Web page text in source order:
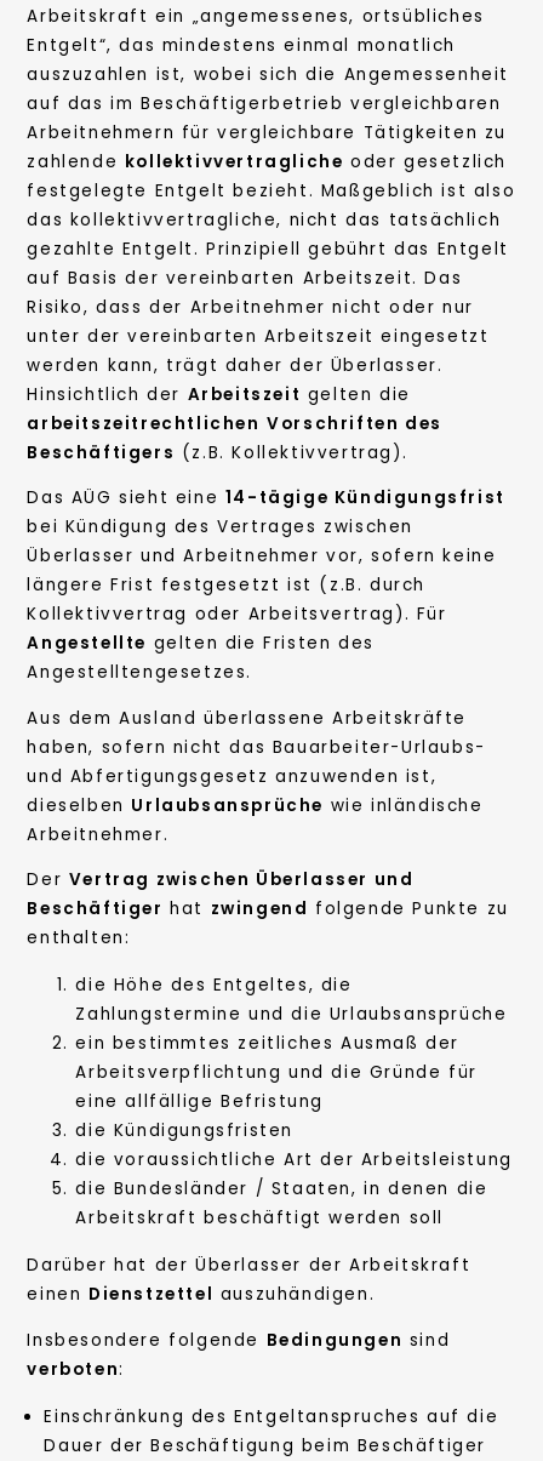
Arbeitskraft ein „angemessenes, ortsübliches
Entgelt“, das mindestens einmal monatlich
auszuzahlen ist, wobei sich die Angemessenheit
auf das im Beschäftigerbetrieb vergleichbaren
Arbeitnehmern für vergleichbare Tätigkeiten zu
zahlende kollektivvertragliche oder gesetzlich
festgelegte Entgelt bezieht. Maßgeblich ist also
das kollektivvertragliche, nicht das tatsächlich
gezahlte Entgelt. Prinzipiell gebührt das Entgelt
auf Basis der vereinbarten Arbeitszeit. Das
Risiko, dass der Arbeitnehmer nicht oder nur
unter der vereinbarten Arbeitszeit eingesetzt
werden kann, trägt daher der Überlasser.
Hinsichtlich der Arbeitszeit gelten die
arbeitszeitrechtlichen Vorschriften des
Beschäftigers (z.B. Kollektivvertrag).
Das AÜG sieht eine 14-tägige Kündigungsfrist
bei Kündigung des Vertrages zwischen
Überlasser und Arbeitnehmer vor, sofern keine
längere Frist festgesetzt ist (z.B. durch
Kollektivvertrag oder Arbeitsvertrag). Für
Angestellte gelten die Fristen des
Angestelltengesetzes.
Aus dem Ausland überlassene Arbeitskräfte
haben, sofern nicht das Bauarbeiter-Urlaubs-
und Abfertigungsgesetz anzuwenden ist,
dieselben Urlaubsansprüche wie inländische
Arbeitnehmer.
Der Vertrag zwischen Überlasser und
Beschäftiger hat zwingend folgende Punkte zu
enthalten:
die Höhe des Entgeltes, die
Zahlungstermine und die Urlaubsansprüche
ein bestimmtes zeitliches Ausmaß der
Arbeitsverpflichtung und die Gründe für
eine allfällige Befristung
die Kündigungsfristen
die voraussichtliche Art der Arbeitsleistung
die Bundesländer / Staaten, in denen die
Arbeitskraft beschäftigt werden soll
Darüber hat der Überlasser der Arbeitskraft
einen Dienstzettel auszuhändigen.
Insbesondere folgende Bedingungen sind
verboten:
Einschränkung des Entgeltanspruches auf die
Dauer der Beschäftigung beim Beschäftiger